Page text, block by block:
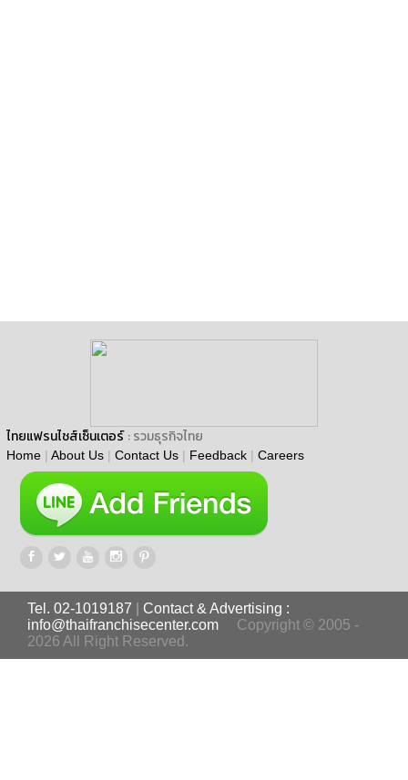
ไทยแฟรนไชส์เซ็นเตอร์ : รวมธุรกิจไทย
Home | About Us | Contact Us | Feedback | Careers
Tel. 02-1019187
Contact & Advertising :
info@thaifranchisecenter.com
Copyright © 2005 -
2026 All Right Reserved.